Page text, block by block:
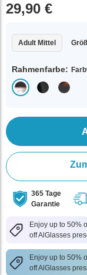
29,90 €
Adult Mittel
Rahmenfarbe:
365 Tage
Garantie
Enjoy up to 50%
off AlGlasses
Enjoy up to 50%
off AlGlasses